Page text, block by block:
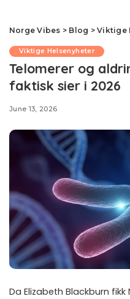
Norge Vibes > Blog >Viktige
Viktige Helsenyheter
Telomerer og
faktisk sier i 2026
June 13, 2026
Da Elizabeth Blackburn